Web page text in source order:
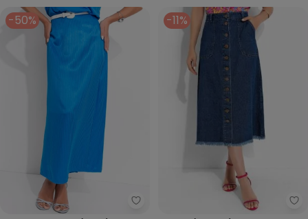
-50%
Forum - Saia Listrada (Azul)
-11%